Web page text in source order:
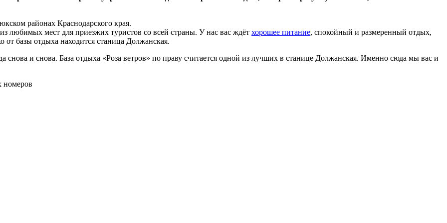
районах Краснодарского края.
любимых мест для приезжих туристов со всей страны. У нас вас ждёт хорошее питание, спокойный и размеренный отдых,
от базы отдыха находится станица Должанская.
снова и снова. База отдыха «Роза ветров» по праву считается одной из лучших в станице Должанская. Именно сюда мы вас и
номеров